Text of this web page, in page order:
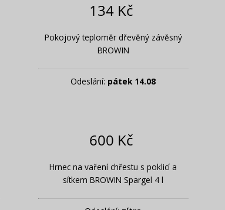
134 Kč
Pokojový teploměr dřevěný závěsný
BROWIN
Odeslání: pátek 14.08
600 Kč
Hrnec na vaření chřestu s poklicí a
sítkem BROWIN Spargel 4 l